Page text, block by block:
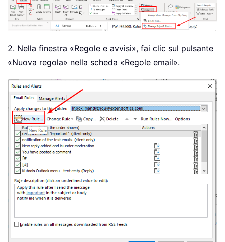
2. Nella finestra «Regole e avvisi», fai clic sul pulsante
«Nuova regola» nella scheda «Regole email».